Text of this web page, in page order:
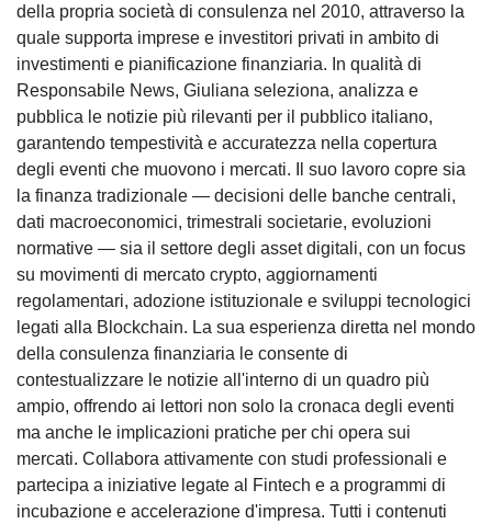
della propria società di consulenza nel 2010, attraverso la
quale supporta imprese e investitori privati in ambito di
investimenti e pianificazione finanziaria. In qualità di
Responsabile News, Giuliana seleziona, analizza e
pubblica le notizie più rilevanti per il pubblico italiano,
garantendo tempestività e accuratezza nella copertura
degli eventi che muovono i mercati. Il suo lavoro copre sia
la finanza tradizionale — decisioni delle banche centrali,
dati macroeconomici, trimestrali societarie, evoluzioni
normative — sia il settore degli asset digitali, con un focus
su movimenti di mercato crypto, aggiornamenti
regolamentari, adozione istituzionale e sviluppi tecnologici
legati alla Blockchain. La sua esperienza diretta nel mondo
della consulenza finanziaria le consente di
contestualizzare le notizie all'interno di un quadro più
ampio, offrendo ai lettori non solo la cronaca degli eventi
ma anche le implicazioni pratiche per chi opera sui
mercati. Collabora attivamente con studi professionali e
partecipa a iniziative legate al Fintech e a programmi di
incubazione e accelerazione d'impresa. Tutti i contenuti